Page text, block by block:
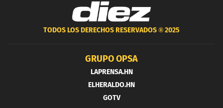
TODOS LOS DERECHOS RESERVADOS ®2025
GRUPO OPSA
LAPRENSA.HN
ELHERALDO.HN
GOTV